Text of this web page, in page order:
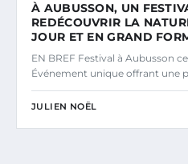
À AUBUSSON, UN
REDÉCOUVRIR LA
JOUR ET EN GRAND
EN BREF Festival à Aubusson
Événement unique offrant une
JULIEN NOËL